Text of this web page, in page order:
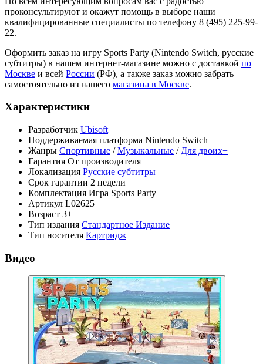
проконсультируют и окажут помощь в выборе наши
квалифицированные специалисты по телефону 8 (495) 225-99-
22.
Оформить заказ на игру Sports Party (Nintendo Switch, русские
субтитры) в нашем интернет-магазине можно с доставкой по
Москве и всей России (РФ), а также заказ можно забрать
самостоятельно из нашего магазина в Москве.
Характеристики
Разработчик Ubisoft
Поддерживаемая платформа Nintendo Switch
Жанры Спортивные /Музыкальные / Для двоих+
Гарантия От производителя
Локализация Русские субтитры
Срок гарантии 2 недели
Комплектация Игра Sports Party
Артикул L02625
Возраст 3+
Тип издания Стандартное Издание
Тип носителя Картридж
Видео